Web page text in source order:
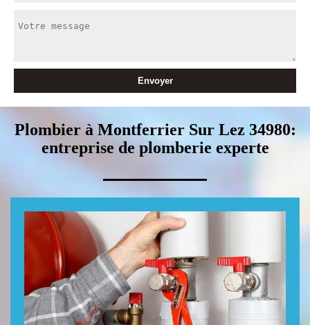
Plombier à Montferrier Sur Lez 34980:
entreprise de plomberie experte